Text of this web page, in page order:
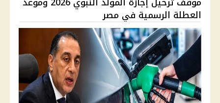
العطلة الرسمية في مصر